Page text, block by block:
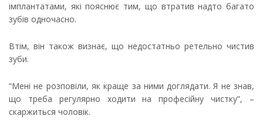
імплантатами, які пояснює тим, що втратив надто багато
зубів одночасно.
Втім, він також визнає, що недостатньо ретельно чистив
зуби.
“Мені не розповіли, як краще за ними доглядати. Я не знав,
що треба регулярно ходити на професійну чистку”, –
скаржиться чоловік.